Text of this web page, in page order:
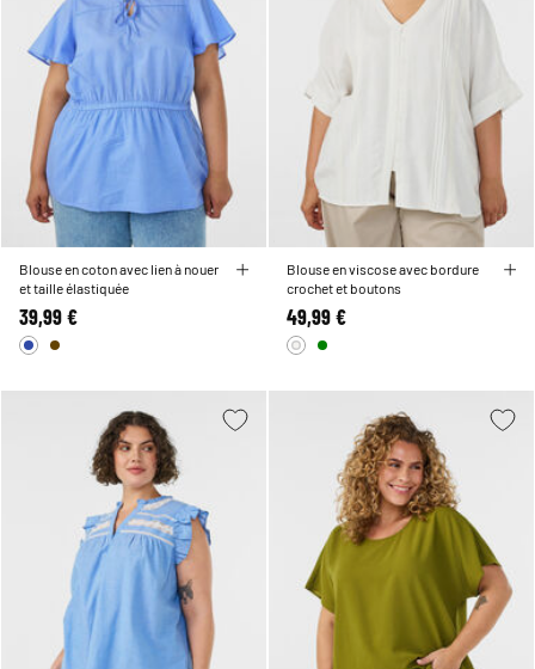
Blouse en coton avec lien à nouer
et taille élastiquée
39,99 €
Blouse en viscose avec bordure
crochet et boutons
49,99 €